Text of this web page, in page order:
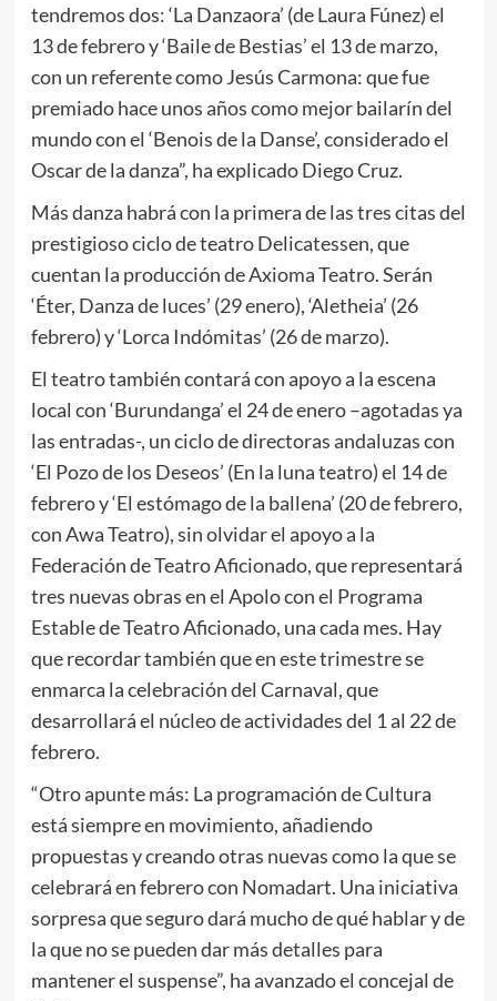
tendremos dos: ‘La Danzaora’ (de Laura Fúnez) el
13 de febrero y ‘Baile de Bestias’ el 13 de marzo,
con un referente como Jesús Carmona: que fue
premiado hace unos años como mejor bailarín del
mundo con el ‘Benois de la Danse’, considerado el
Oscar de la danza”, ha explicado Diego Cruz.
Más danza habrá con la primera de las tres citas del
prestigioso ciclo de teatro Delicatessen, que
cuentan la producción de Axioma Teatro. Serán
‘Éter, Danza de luces’ (29 enero), ‘Aletheia’ (26
febrero) y ‘Lorca Indómitas’ (26 de marzo).
El teatro también contará con apoyo a la escena
local con ‘Burundanga’ el 24 de enero –agotadas ya
las entradas-, un ciclo de directoras andaluzas con
‘El Pozo de los Deseos’ (En la luna teatro) el 14 de
febrero y ‘El estómago de la ballena’ (20 de febrero,
con Awa Teatro), sin olvidar el apoyo a la
Federación de Teatro Aficionado, que representará
tres nuevas obras en el Apolo con el Programa
Estable de Teatro Aficionado, una cada mes. Hay
que recordar también que en este trimestre se
enmarca la celebración del Carnaval, que
desarrollará el núcleo de actividades del 1 al 22 de
febrero.
“Otro apunte más: La programación de Cultura
está siempre en movimiento, añadiendo
propuestas y creando otras nuevas como la que se
celebrará en febrero con Nomadart. Una iniciativa
sorpresa que seguro dará mucho de qué hablar y de
la que no se pueden dar más detalles para
mantener el suspense”, ha avanzado el concejal de